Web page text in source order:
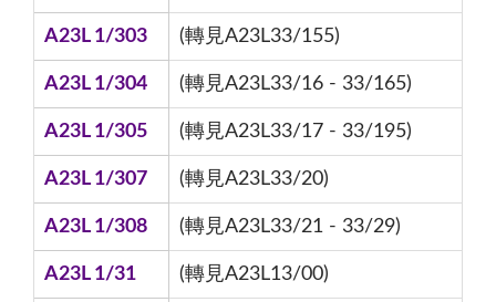
A23L 1/303 (轉見A23L33/155)
A23L 1/304 (轉見A23L33/16 - 33/165)
A23L 1/305 (轉見A23L33/17 - 33/195)
A23L 1/307 (轉見A23L33/20)
A23L 1/308 (轉見A23L33/21 - 33/29)
A23L 1/31 (轉見A23L13/00)